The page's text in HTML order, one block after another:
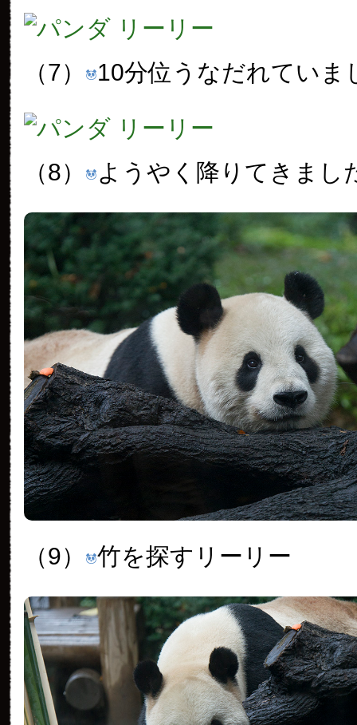
（7） 10分位うなだれていま
（8） ようやく降りてきまし
（9） 竹を探すリーリー